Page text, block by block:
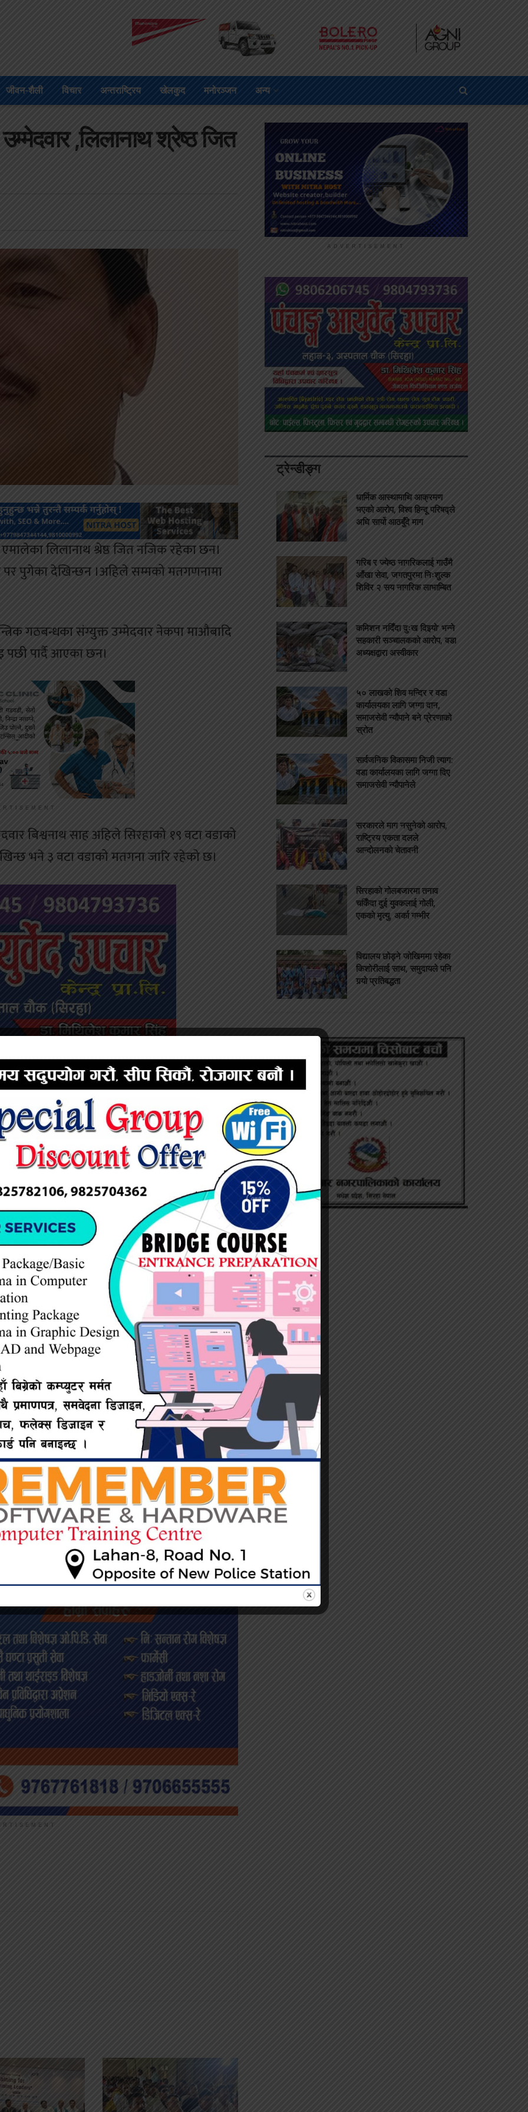
जीवन-शैली विचार अन्तराष्ट्रिय खेलकुद मनोरञ्जन अन्य
,लिलानाथ श्रेष्ठ जित
एमालेका लिलानाथ श्रेष्ठ जित नजिक रहेका छन।
पर पुगेका देखिन्छन ।अहिले सम्मको मतगणनामा
गठबन्धका संग्युक्त उम्मेदवार नेकपा माऔबादि
पछी पार्दै आएका छन।
बिश्वनाथ साह अहिले सिरहाको १९ वटा वडाको
भने ३ वटा वडाको मतगना जारि रहेको छ।
ADVERTISEMENT
ट्रेन्डीङ्ग
धार्मिक आस्थामाथि आक्रमण
भएको आरोप, विश्व हिन्दू परिषद्ले
अघि सार्यो आठबुँदे माग
गरिब र ज्येष्ठ नागरिकलाई गाउँमै
आँखा सेवा, जगतपुरमा निःशुल्क
शिविर २ सय नागरिक लाभाम्बित
कमिशन नदिँदा दुःख दिइयो’ भन्ने
सहकारी सञ्चालकको आरोप, वडा
अध्यक्षद्वारा अस्वीकार
५० लाखको शिव मन्दिर र वडा
कार्यालयका लागि जग्गा दान,
समाजसेवी न्यौपाने बने प्रेरणाको
स्रोत
सार्वजनिक विकासमा निजी त्याग:
वडा कार्यालयका लागि जग्गा दिए
समाजसेवी न्यौपानेले
सरकारले माग नसुनेको आरोप,
राष्ट्रिय एकता दलले
आन्दोलनको चेतावनी
सिरहाको गोलबजारमा तनाव
चर्किँदा दुई युवकलाई गोली,
एकको मृत्यु, अर्का गम्भीर
विद्यालय छोड्ने जोखिममा रहेका
किशोरीलाई साथ, समुदायले पनि
गर्‍यो प्रतिबद्धता